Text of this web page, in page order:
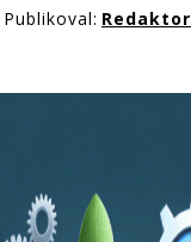
Publikoval: Redaktor